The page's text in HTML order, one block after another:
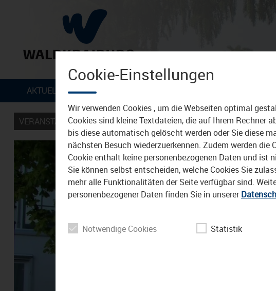
Zum Inhalt
AKTUELLES
VERANSTALTUNGEN
Cookie-Einstellungen
Wir verwenden Cookies , um die Webseiten optimal
Cookies sind kleine Textdateien, die auf Ihrem Rechner
bis diese automatisch gelöscht werden oder Sie diese
nächsten Besuch wiederzuerkennen. Zudem werden
Cookie enthält keine personenbezogenen Daten und
Sie können selbst entscheiden, welche Cookies Sie
mehr alle Funktionalitäten der Seite verfügbar sind.
personenbezogener Daten finden Sie in unserer
Notwendige Cookies Statistik